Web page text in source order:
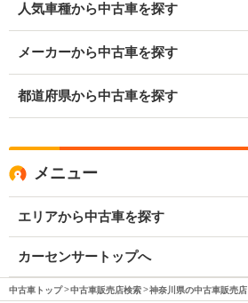
人気車種から中古車を探す
メーカーから中古車を探す
都道府県から中古車を探す
メニュー
エリアから中古車を探す
カーセンサートップへ
中古車トップ 中古車販売店検索 神奈川県の中古車販売店